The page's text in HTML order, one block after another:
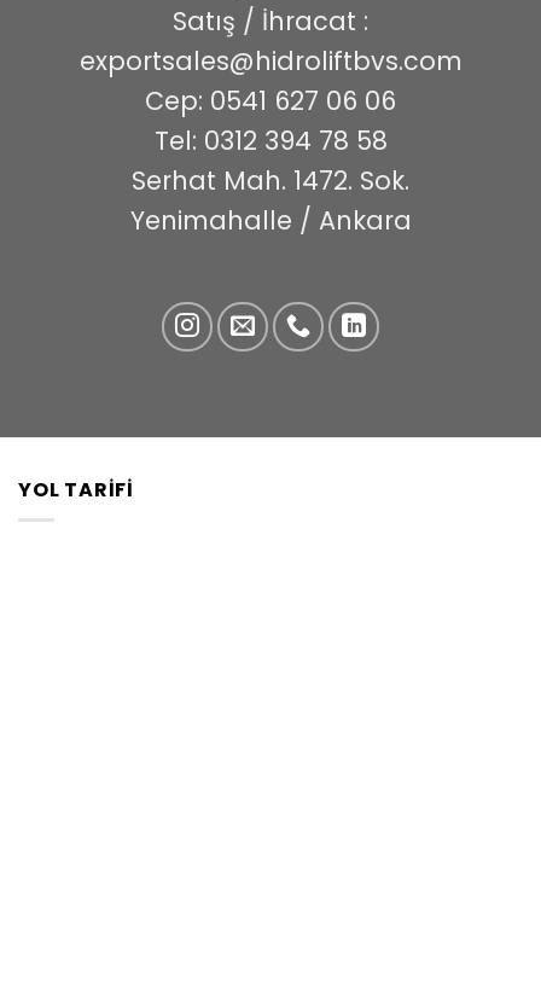
Satış / İhracat :
exportsales@hidroliftbvs.com
Cep: 0541 627 06 06
Tel: 0312 394 78 58
Serhat Mah. 1472. Sok.
Yenimahalle / Ankara
YOL TARIFI